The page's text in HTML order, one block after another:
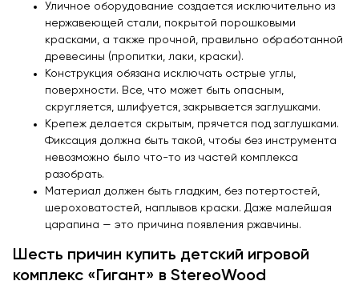
Уличное оборудование создается исключительно из
нержавеющей стали, покрытой порошковыми
красками, а также прочной, правильно обработанной
древесины (пропитки, лаки, краски).
Конструкция обязана исключать острые углы,
поверхности. Все, что может быть опасным,
скругляется, шлифуется, закрывается заглушками.
Крепеж делается скрытым, прячется под заглушками.
Фиксация должна быть такой, чтобы без инструмента
невозможно было что-то из частей комплекса
разобрать.
Материал должен быть гладким, без потертостей,
шероховатостей, наплывов краски. Даже малейшая
царапина — это причина появления ржавчины.
Шесть причин купить детский игровой
комплекс «Гигант» в StereoWood